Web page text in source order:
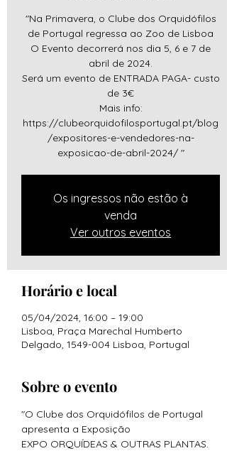
"Na Primavera, o Clube dos Orquidófilos
de Portugal regressa ao Zoo de Lisboa
O Evento decorrerá nos dia 5, 6 e 7 de
abril de 2024.
Será um evento de ENTRADA PAGA- custo
de 3€
Mais info:
https://clubeorquidofilosportugal.pt/blog
/expositores-e-vendedores-na-
exposicao-de-abril-2024/ "
Os ingressos não estão à
venda
Ver outros eventos
Horário e local
05/04/2024, 16:00 – 19:00
Lisboa, Praça Marechal Humberto
Delgado, 1549-004 Lisboa, Portugal
Sobre o evento
"O Clube dos Orquidófilos de Portugal
apresenta a Exposição
EXPO ORQUÍDEAS & OUTRAS PLANTAS.